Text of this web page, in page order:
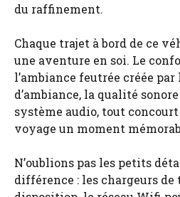
du raffinement.
Chaque trajet à bord de ce
une aventure en soi. Le
l’ambiance feutrée créée par
d’ambiance, la qualité
système audio, tout
voyage un moment
N’oublions pas les petits
différence : les chargeurs de